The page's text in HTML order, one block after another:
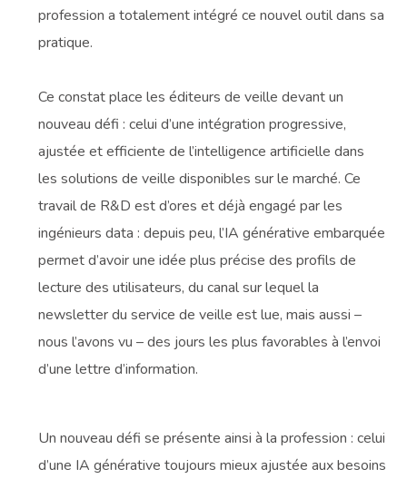
profession a totalement intégré ce nouvel outil dans sa
pratique.
Ce constat place les éditeurs de veille devant un
nouveau défi : celui d’une intégration progressive,
ajustée et efficiente de l’intelligence artificielle dans
les solutions de veille disponibles sur le marché. Ce
travail de R&D est d’ores et déjà engagé par les
ingénieurs data : depuis peu, l’IA générative embarquée
permet d’avoir une idée plus précise des profils de
lecture des utilisateurs, du canal sur lequel la
newsletter du service de veille est lue, mais aussi –
nous l’avons vu – des jours les plus favorables à l’envoi
d’une lettre d’information.
Un nouveau défi se présente ainsi à la profession : celui
d’une IA générative toujours mieux ajustée aux besoins